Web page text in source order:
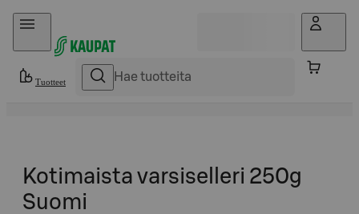
Hyppää sisältöön
Tuotteet
Kotimaista varsiselleri 250g
Suomi